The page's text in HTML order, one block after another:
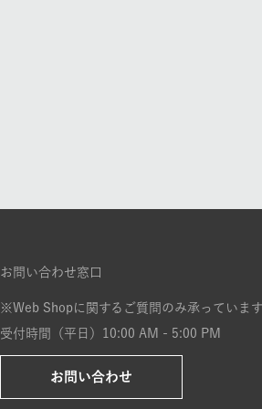
お問い合わせ窓口
※Web Shopに関するご質問のみ承っていま
受付時間（平日）10:00 AM - 5:00 PM
お問い合わせ